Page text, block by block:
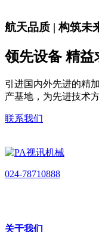
航天品质 | 构筑未
领先设备 精益
引进国内外先进的精
产基地，为先进技术
联系我们
024-78710888
关于我们